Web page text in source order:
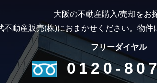
大阪の不動産購入/売却をお
不動産販売(株)におまかせください。 物件
フリーダイヤル
0120-